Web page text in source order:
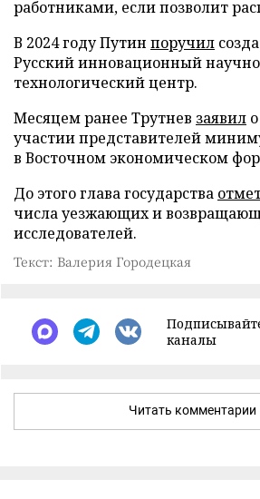
работниками, если позволит
В 2024 году Путин поручил
Русский инновационный
технологический центр.
Месяцем ранее Трутнев заявил
участии представителей
в Восточном экономическом
До этого глава государства
числа уезжающих и
исследователей.
Текст: Валерия Городецкая
каналы
Читать комментарии